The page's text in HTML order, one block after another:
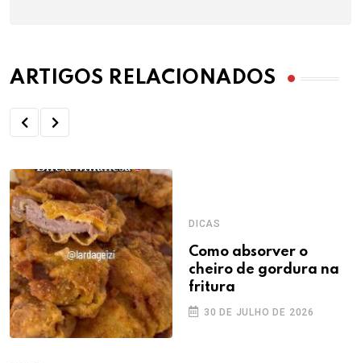
ARTIGOS RELACIONADOS
DICAS
Como absorver o
cheiro de gordura na
fritura
30 DE JULHO DE 2026